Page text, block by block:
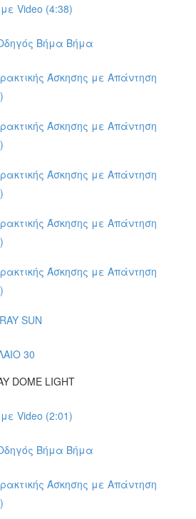
Video (4:38)
Βήμα Βήμα
Άσκησης με Απάντηση
Άσκησης με Απάντηση
Άσκησης με Απάντηση
Άσκησης με Απάντηση
Άσκησης με Απάντηση
SUN
30
DOME LIGHT
Video (2:01)
Βήμα Βήμα
Άσκησης με Απάντηση